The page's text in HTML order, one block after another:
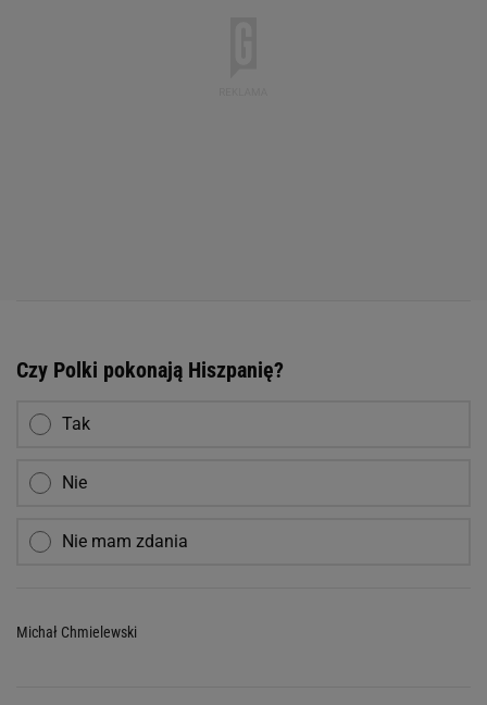
Czy Polki pokonają Hiszpanię?
Tak
Nie
Nie mam zdania
Michał Chmielewski